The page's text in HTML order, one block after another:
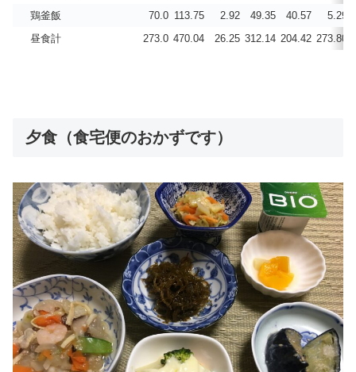
鶏釜飯
70.0 113.75 2.92 49.35 40.57 5.29
昼食計
273.0 470.04 26.25 312.14 204.42 273.80
夕食（食宅便のおかずです）